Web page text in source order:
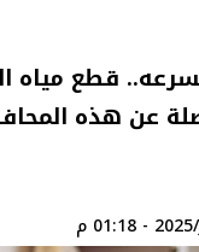
بسرعه.. قطع مياه
عن هذه